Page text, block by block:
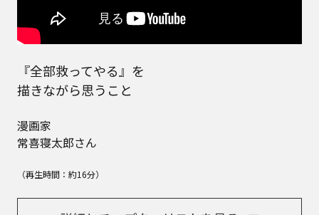
『全部救ってやる』を
描きながら思うこと
漫画家
常喜寝太郎さん
（再生時間：約16分）